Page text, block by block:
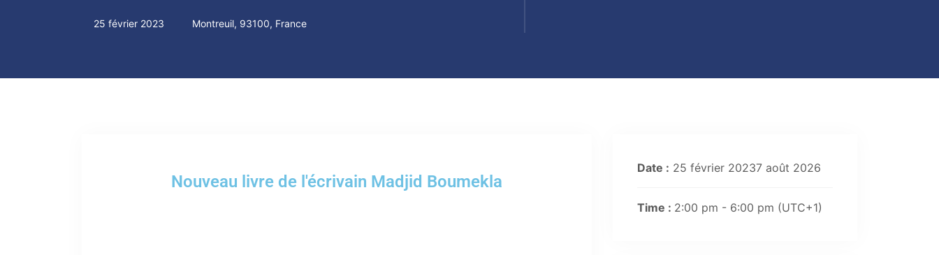
25 février 2023 Montreuil, 93100, France
Nouveau livre de l'écrivain Madjid Boumekla
Date : 25 février 20237 août 2026
Time : 2:00 pm - 6:00 pm (UTC+1)